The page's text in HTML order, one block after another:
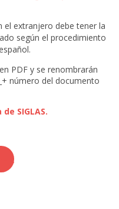
el extranjero debe tener la
según el procedimiento
PDF y se renombrarán
número del documento
SIGLAS.